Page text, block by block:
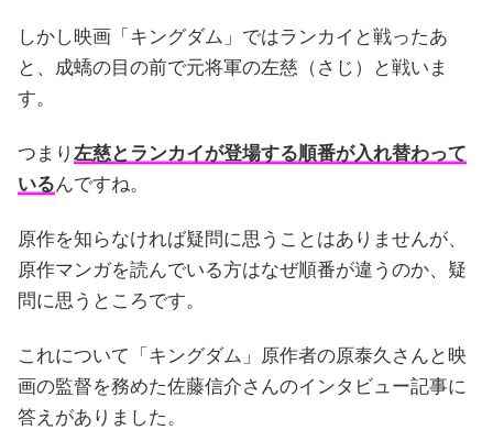
しかし映画「キングダム」ではランカイと戦ったあ
と、成蟜の目の前で元将軍の左慈（さじ）と戦いま
す。
つまり 左慈とランカイが登場する順番が入れ替わって
いるんですね。
原作を知らなければ疑問に思うことはありませんが、
原作マンガを読んでいる方はなぜ順番が違うのか、疑
問に思うところです。
これについて「キングダム」原作者の原泰久さんと映
画の監督を務めた佐藤信介さんのインタビュー記事に
答えがありました。